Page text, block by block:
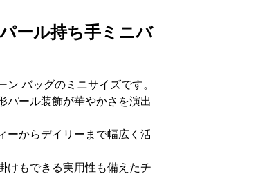
ール持ち手ミニバ
バッグのミニサイズです。
パール装飾が華やかさを演出
ーからデイリーまで幅広く活
けもできる実用性も備えたチ